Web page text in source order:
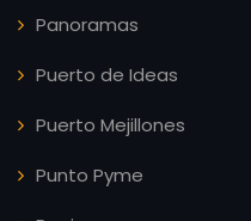
Panoramas
Puerto de Ideas
Puerto Mejillones
Punto Pyme